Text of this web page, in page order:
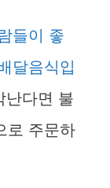
들이 좋
달음식입
난다면 불
로 주문하